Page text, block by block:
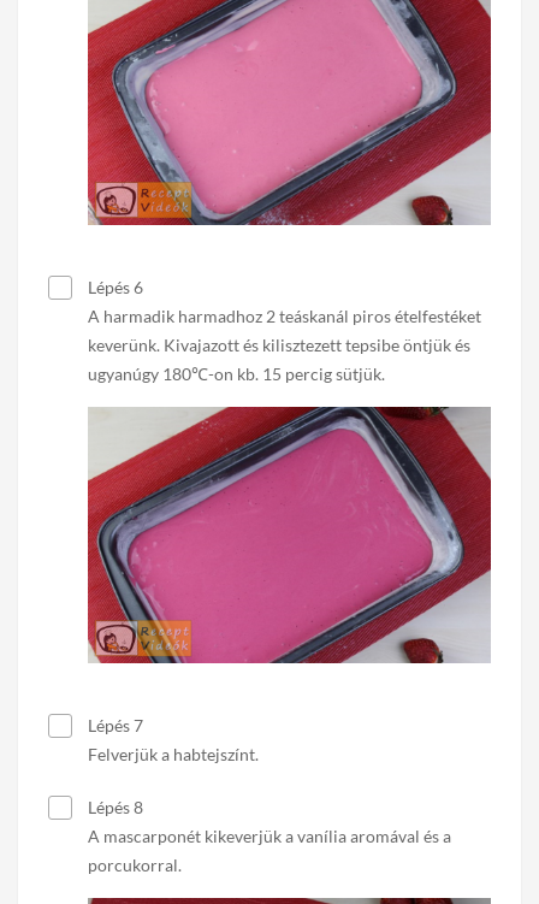
Lépés 6
A harmadik harmadhoz 2 teáskanál piros ételfestéket
keverünk. Kivajazott és kilisztezett tepsibe öntjük és
ugyanúgy 180℃-on kb. 15 percig sütjük.
Lépés 7
Felverjük a habtejszínt.
Lépés 8
A mascarponét kikeverjük a vanília aromával és a
porcukorral.